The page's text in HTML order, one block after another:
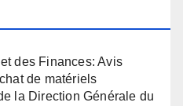
des Finances: Avis
de matériels
la Direction Générale du